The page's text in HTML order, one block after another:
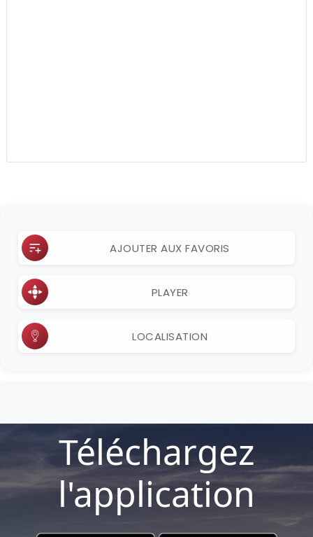
AJOUTER AUX FAVORIS
PLAYER
LOCALISATION
Téléchargez
l'application